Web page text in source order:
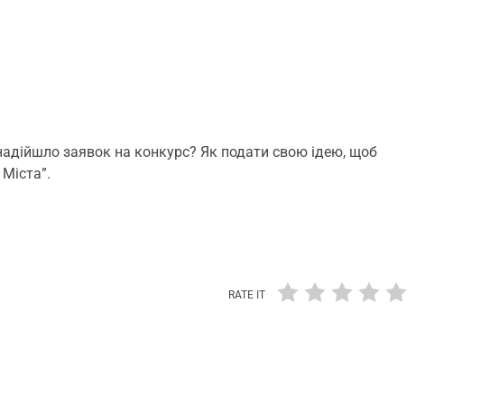
заявок на конкурс? Як подати свою ідею, щоб
RATE IT